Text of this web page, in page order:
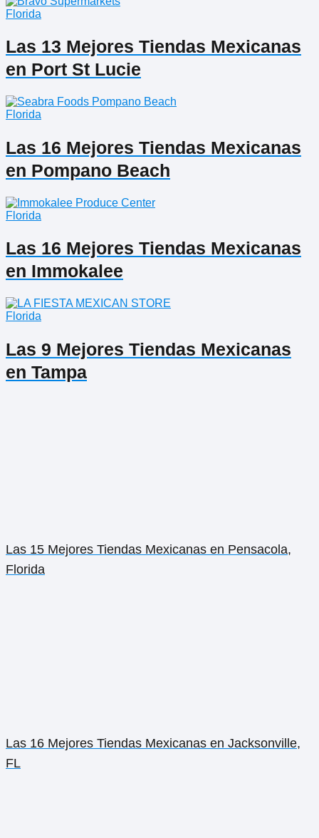
Florida
Las 13 Mejores Tiendas Mexicanas
en Port St Lucie
Florida
Las 16 Mejores Tiendas Mexicanas
en Pompano Beach
Florida
Las 16 Mejores Tiendas Mexicanas
en Immokalee
Florida
Las 9 Mejores Tiendas Mexicanas
en Tampa
Las 15 Mejores Tiendas Mexicanas en Pensacola,
Florida
Las 16 Mejores Tiendas Mexicanas en Jacksonville,
FL